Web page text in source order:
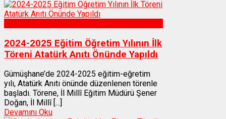
2024-2025 Eğitim Öğretim Yılının İlk
Töreni Atatürk Anıtı Önünde Yapıldı
Gümüşhane’de 2024-2025 eğitim-eğretim
yılı, Atatürk Anıtı önünde düzenlenen törenle
başladı. Törene, İl Millî Eğitim Müdürü Şener
Doğan, İl Millî [...]
Devamını Oku